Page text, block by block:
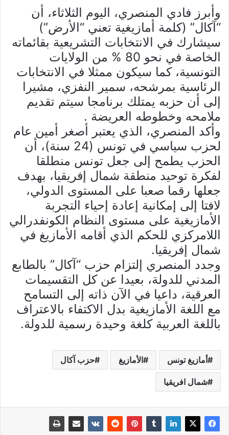
وأبرز فادي المنصري، اليوم الثلاثاء، أن
“آكال” (كلمة أمازيغية تعني “الأرض”)
سيشارك في الانتخابات التشريعية بقائماته
الخاصة في نحو 80 % من الولايات
التونسية، كما سيكون ممثلا في الانتخابات
الرئاسية بمرشحه، سمير النفزي، مشيرا
إلى أن حزبه يمتلك برنامجا سيتم تقديم
ملامحه وخطوطه العريضة .
وأكد المنصري، الذي يعتبر أصغر أمين عام
لحزب سياسي في تونس (24 سنة)، أن
الحزب يطمح إلى جعل تونس منطلقا
لفكرة توحيد منطقة شمال إفريقيا، بهدف
جعلها رقما صعبا على المستوى الدولي،
لافتا إلى إمكانية إعادة إحياء التجربة
الأمازيغية على مستوى النظام الكونفدرالي
اللامركزي للحكم الذي أقامه الأمازيغ في
شمال إفريقيا.
وجدد المنصري إلتزام حزب “آكال” بالطابع
المدني للدولة، بعيدا عن كل التقسيمات
العرقية، داعيا في الآن ذاته إلى التسامح
مع اللغة الأمازيغية بدل الاكتفاء بالاعتراف
باللغة العربية كلغة وحيدة رسمية للدولة.
أمازيغ تونس الأمازيغ حزب آكال
شمال افريقيا